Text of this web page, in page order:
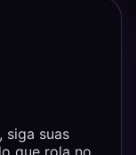
siga suas
que rola no